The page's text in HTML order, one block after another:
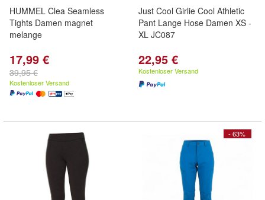
HUMMEL Clea Seamless
Tights Damen magnet
melange
17,99 €
39,95 €
Kostenloser Versand
Just Cool Girlie Cool Athletic
Pant Lange Hose Damen XS -
XL JC087
22,95 €
Kostenloser Versand
- 63%